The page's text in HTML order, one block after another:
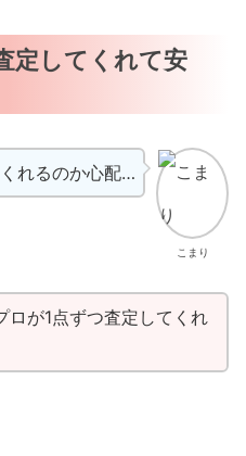
してくれて安
こまり
れるのか心配…
ロが1点ずつ査定してくれ